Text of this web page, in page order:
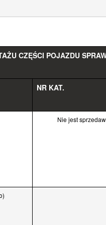
CZĘŚCI POJAZDU
NR KAT.
Nie jest